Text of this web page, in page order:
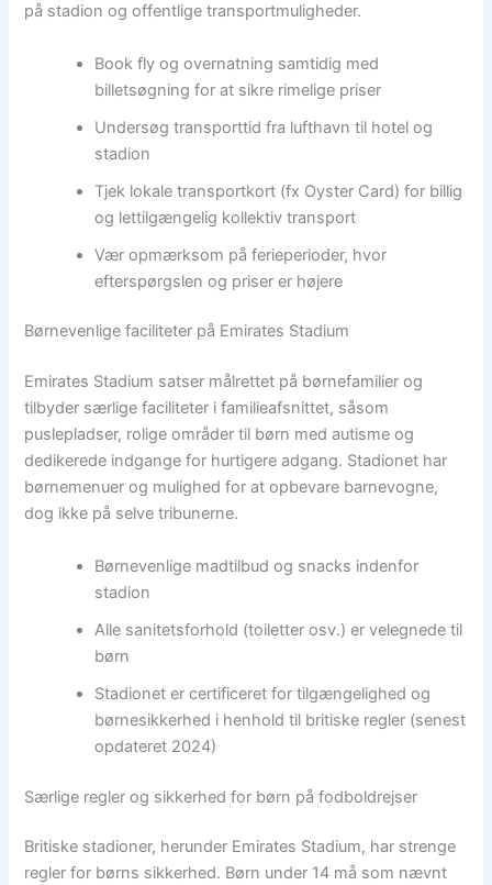
på stadion og offentlige transportmuligheder.
Book fly og overnatning samtidig med
billetsøgning for at sikre rimelige priser
Undersøg transporttid fra lufthavn til hotel og
stadion
Tjek lokale transportkort (fx Oyster Card) for billig
og lettilgængelig kollektiv transport
Vær opmærksom på ferieperioder, hvor
efterspørgslen og priser er højere
Børnevenlige faciliteter på Emirates Stadium
Emirates Stadium satser målrettet på børnefamilier og
tilbyder særlige faciliteter i familieafsnittet, såsom
puslepladser, rolige områder til børn med autisme og
dedikerede indgange for hurtigere adgang. Stadionet har
børnemenuer og mulighed for at opbevare barnevogne,
dog ikke på selve tribunerne.
Børnevenlige madtilbud og snacks indenfor
stadion
Alle sanitetsforhold (toiletter osv.) er velegnede til
børn
Stadionet er certificeret for tilgængelighed og
børnesikkerhed i henhold til britiske regler (senest
opdateret 2024)
Særlige regler og sikkerhed for børn på fodboldrejser
Britiske stadioner, herunder Emirates Stadium, har strenge
regler for børns sikkerhed. Børn under 14 må som nævnt